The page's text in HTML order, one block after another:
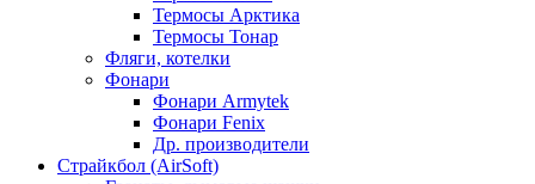
Термосы Арктика
Термосы Тонар
Фляги, котелки
Фонари
Фонари Armytek
Фонари Fenix
Др. производители
Страйкбол (AirSoft)